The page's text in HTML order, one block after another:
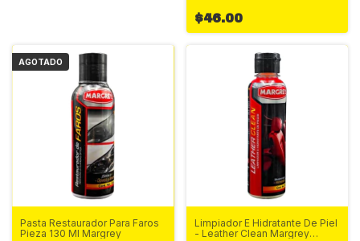
$46.00
AGOTADO
Pasta Restaurador Para Faros
Pieza 130 Ml Margrey
Limpiador E Hidratante De Piel
- Leather Clean Margrey